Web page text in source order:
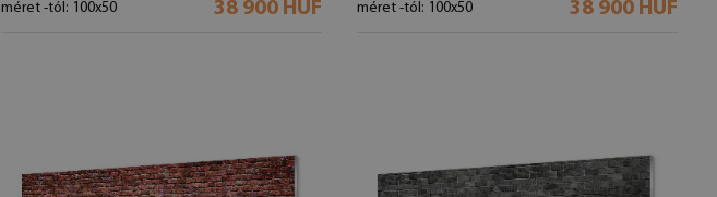
méret -tól: 100x50 38 900 HUF méret -tól: 100x50 38 900 HUF